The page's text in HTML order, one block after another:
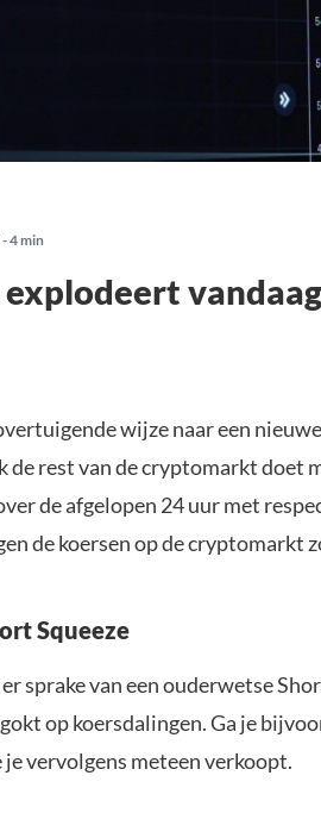
4 min
wijze naar een
de rest van de cryptomarkt doet
de afgelopen 24 uur met
de koersen op de cryptomarkt
Squeeze
sprake van een ouderwetse
op koersdalingen. Ga je
je vervolgens meteen verkoopt.